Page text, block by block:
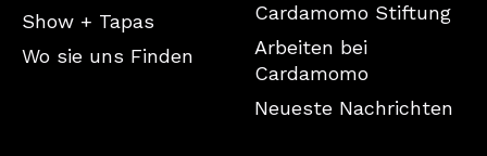
Show + Tapas
Wo sie uns Finden
Cardamomo Stiftung
Arbeiten bei
Cardamomo
Neueste Nachrichten